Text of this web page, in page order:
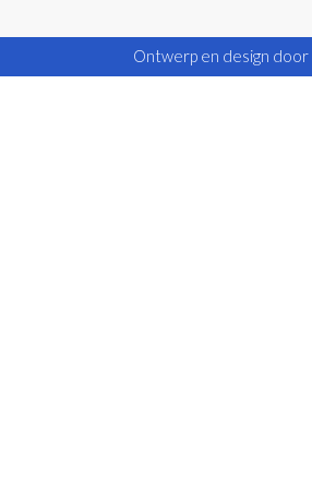
Ontwerp en design door